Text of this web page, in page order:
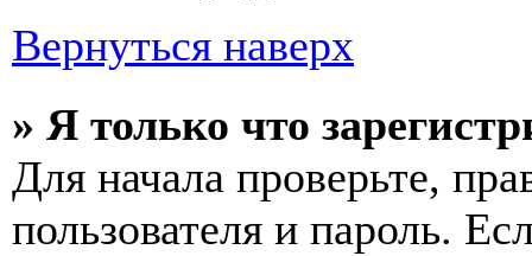
Вернуться наверх
» Я только что
Для начала проверьте,
пользователя и пароль.